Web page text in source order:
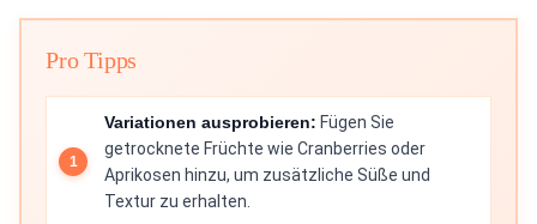
Pro Tipps
Variationen ausprobieren: Fügen Sie
getrocknete Früchte wie Cranberries oder
Aprikosen hinzu, um zusätzliche Süße und
Textur zu erhalten.